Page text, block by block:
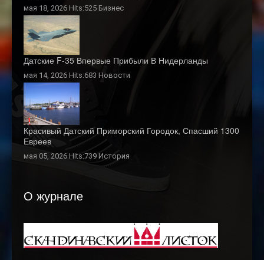
мая 18, 2026 Hits:525 Бизнес
Датские F-35 Впервые Прибыли В Нидерланды
мая 14, 2026 Hits:683 Новости
Красивый Датский Приморский Городок, Спасший 1300
Евреев
мая 05, 2026 Hits:739 История
О журнале